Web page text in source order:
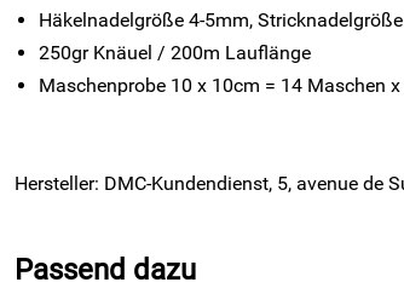
Häkelnadelgröße 4-5mm,
250gr Knäuel / 200m Lauflänge
Maschenprobe 10 x 10cm = 14 Maschen x
Hersteller: DMC-Kundendienst, 5, avenue de
Passend dazu